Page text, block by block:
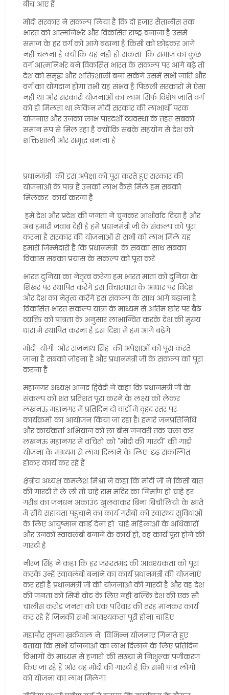
बीच आए हैं
मोदी सरकार ने संकल्प लिया है कि दो हजार सैंतालीस तक
भारत को आत्मनिर्भर और विकसित राष्ट्र बनाना है उसमें
समाज के हर वर्ग को आगे बढ़ाना है किसी को छोड़कर आगे
नहीं चलना है क्योंकि यह नहीं हो सकता कि समाज का कुछ
वर्ग आत्मनिर्भर बने विकसित भारत के संकल्प पर आगे बढ़े तो
देश को समृद्ध और शक्तिशाली बना सकेंगे उसमें सभी जाति और
वर्ग का योगदान होगा तभी यह संभव है पिछली सरकारों में ऐसा
नहीं था और सरकारी योजनाओं का लाभ सिर्फ विशेष जाति वर्ग
को ही मिलता था लेकिन मोदी सरकार की लाभार्थी परक
योजनाएं और उनका लाभ पारदर्शी व्यवस्था के तहत सबको
समान रूप से मिल रहा है क्योंकि सबके सहयोग से देश को
शक्तिशाली और समृद्ध बनाना है
प्रधानमंत्री की इस अपेक्षा को पूरा करते हुए सरकार की
योजनाओं के पात्र हैं उनको लाभ कैसे मिले हम सबको
मिलकर कार्य करना है
हमें देश और प्रदेश की जनता ने चुनकर आशीर्वाद दिया है और
अब हमारी जवाब देही है हमे प्रधानमंत्री जी के संकल्प को पूरा
करना है सरकार की योजनाओं से सभी को लाभ मिले यह
हमारी जिम्मेदारी है कि प्रधानमंत्री के सबका साथ सबका
विकास सबका प्रयास के संकल्प को पूरा करें
भारत दुनिया का नेतृत्व करेगा हम भारत माता को दुनिया के
शिखर पर स्थापित करेंगे इस विचारधारा के आधार पर विदेश
और देश का नेतृत्व करेंगे इस संकल्प के साथ आगे बढ़ाना है
विकसित भारत संकल्प यात्रा के माध्यम से अंतिम छोर पर बैठे
व्यक्ति को पात्रता के अनुसार लाभान्वित करके देश की मुख्य
धारा में स्थापित करना है इस दिशा में हम आगे बढ़ेंगे
मोदी योगी और राजनाथ सिंह की अपेक्षाओं को पूरा करते
जाना है सबको जोड़ना है और प्रधानमंत्री जी के संकल्प को पूरा
करना है
महानगर अध्यक्ष आनंद द्विवेदी ने कहा कि प्रधानमंत्री जी के
संकल्प को शत प्रतिशत पूरा करने के लक्ष्य को लेकर
लखनऊ महानगर में प्रतिदिन दो वार्डो में वृहद स्तर पर
कार्यक्रमों का आयोजन किया जा रहा है। हमारे जनप्रतिनिधि
और कार्यकर्ता अभियान को छा बीस जनवरी तक चला कर
लखनऊ महानगर में वंचितों को "मोदी की गारंटी" की गाड़ी
योजना के माध्यम से लाभ दिलाने के लिए दृढ़ संकल्पित
होकर कार्य कर रहे हैं
क्षेत्रीय अध्यक्ष कमलेश मिश्रा ने कहा कि मोदी जी ने किसी बात
की गारंटी ते ले ली तो चाहे राम मंदिर का निर्माण हो चाहे हर
गरीब का जनधन अकाउंट खुलवाकर बिना बिचौलियों के खाते
में सीधे सहायता पहुंचाने का कार्य गरीबों को स्वास्थ्य सुविधाओं
के लिए आयुष्मान कार्ड देना हो चाहे महिलाओं के अधिकारों
और उनको स्वावलंबी बनाने के कार्य हो, वह कार्य पूरा होने की
गारंटी है
नीरज सिंह ने कहा कि हर जरूरतमंद की आवश्यकता को पूरा
करके उन्हें स्वावलंबी बनाने का कार्य प्रधानमंत्री की योजनाएं
कर रही है प्रधानमंत्री जी की योजनाओं की गारंटी है और वह देश
की जनता को सिर्फ वोट के लिए नहीं बल्कि देश की एक सौ
चालीस करोड़ जनता को एक परिवार की तरह मानकर कार्य
कर रहे हैं जिनकी सभी आवश्यकता पूरी होना चाहिए
महापौर सुषमा खर्कवाल ने विभिन्न योजनाएं गिनाते हुए
बताया कि सभी योजनाओं का लाभ दिलाने के लिए प्रतिदिन
विभागों के माध्यम से हजारों की संख्या में निशुल्क पंजीकरण
किए जा रहे हैं और यह मोदी की गारंटी है कि सभी पात्र लोगों
को योजना का लाभ मिलेगा